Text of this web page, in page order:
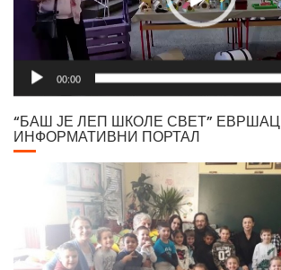
00:00
“БАШ ЈЕ ЛЕП ШКОЛЕ СВЕТ” ЕВРШАЦ
ИНФОРМАТИВНИ ПОРТАЛ